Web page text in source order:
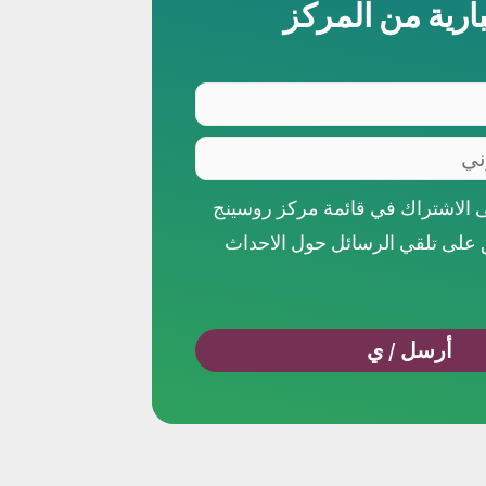
من المركز
الاشتراك في قائمة مركز روسينج
على تلقي الرسائل حول الاحداث